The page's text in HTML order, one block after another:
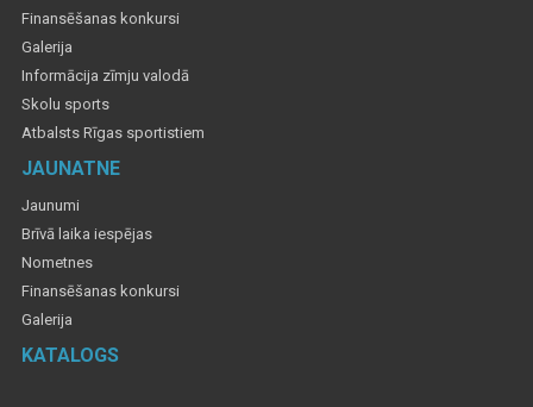
Finansēšanas konkursi
Galerija
Informācija zīmju valodā
Skolu sports
Atbalsts Rīgas sportistiem
JAUNATNE
Jaunumi
Brīvā laika iespējas
Nometnes
Finansēšanas konkursi
Galerija
KATALOGS